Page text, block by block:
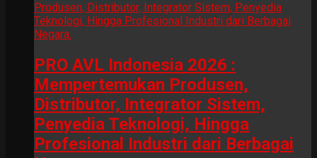
PRO AVL Indonesia 2026 :
Mempertemukan Produsen,
Distributor, Integrator Sistem,
Penyedia Teknologi, Hingga
Profesional Industri dari Berbagai